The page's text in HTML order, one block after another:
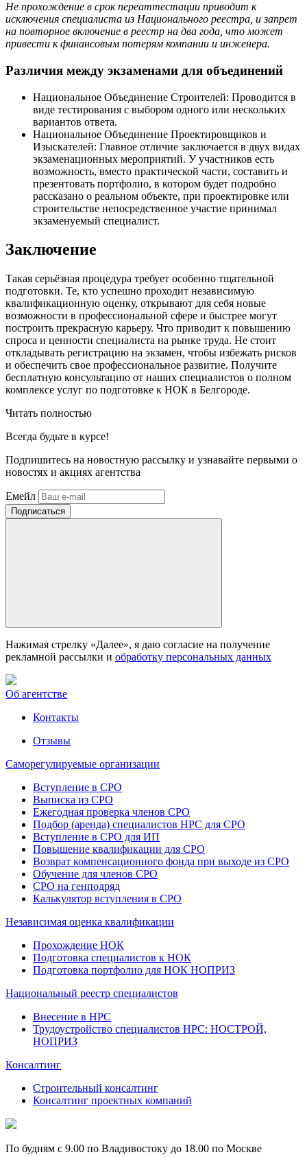
Не прохождение в срок переаттестации приводит к
исключения специалиста из Национального реестра, и запрет
на повторное включение в реестр на два года, что может
привести к финансовым потерям компании и инженера.
Различия между экзаменами для объединений
Национальное Объединение Строителей: Проводится в
виде тестирования с выбором одного или нескольких
вариантов ответа.
Национальное Объединение Проектировщиков и
Изыскателей: Главное отличие заключается в двух видах
экзаменационных мероприятий. У участников есть
возможность, вместо практической части, составить и
презентовать портфолио, в котором будет подробно
рассказано о реальном объекте, при проектировке или
строительстве непосредственное участие принимал
экзаменуемый специалист.
Заключение
Такая серьёзная процедура требует особенно тщательной
подготовки. Те, кто успешно проходит независимую
квалификационную оценку, открывают для себя новые
возможности в профессиональной сфере и быстрее могут
построить прекрасную карьеру. Что приводит к повышению
спроса и ценности специалиста на рынке труда. Не стоит
откладывать регистрацию на экзамен, чтобы избежать рисков
и обеспечить свое профессиональное развитие. Получите
бесплатную консультацию от наших специалистов о полном
комплексе услуг по подготовке к НОК в Белгороде.
Читать полностью
Всегда будьте в курсе!
Подпишитесь на новостную рассылку и узнавайте первыми о
новостях и акциях агентства
Емейл
Нажимая стрелку «Далее», я даю согласие на получение
рекламной рассылки и обработку персональных данных
Об агентстве
Контакты
Отзывы
Саморегулируемые организации
Вступление в СРО
Выписка из СРО
Ежегодная проверка членов СРО
Подбор (аренда) специалистов НРС для СРО
Вступление в СРО для ИП
Повышение квалификации для СРО
Возврат компенсационного фонда при выходе из СРО
Обучение для членов СРО
СРО на генподряд
Калькулятор вступления в СРО
Независимая оценка квалификации
Прохождение НОК
Подготовка специалистов к НОК
Подготовка портфолио для НОК НОПРИЗ
Национальный реестр специалистов
Внесение в НРС
Трудоустройство специалистов НРС: НОСТРОЙ,
НОПРИЗ
Консалтинг
Строительный консалтинг
Консалтинг проектных компаний
По будням с 9.00 по Владивостоку до 18.00 по Москве